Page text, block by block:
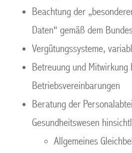
Beachtung der
Daten“ gemäß dem
Vergütungssysteme,
Betreuung und Mitwirkung
Betriebsvereinbarungen
Beratung der
Gesundheitswesen
Allgemeines